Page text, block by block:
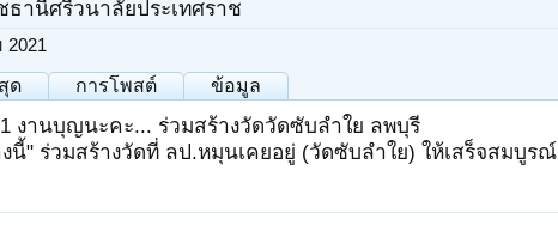
ธานีศรีวนาลัยประเทศราช
2021
ด การโพสต์ ข้อมูล
งานบุญนะคะ... ร่วมสร้างวัดวัดซับลำใย ลพบุรี
" ร่วมสร้างวัดที่ ลป.หมุนเคยอยู่ (วัดซับลำใย) ให้เสร็จสมบูรณ์